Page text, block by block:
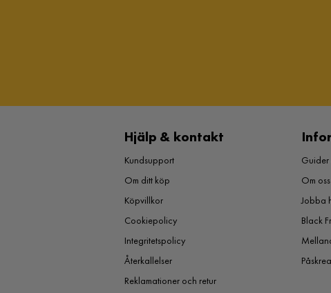
Hjälp & kontakt
Kundsupport
Om ditt köp
Köpvillkor
Cookiepolicy
Integritetspolicy
Återkallelser
Reklamationer och retur
Guider
Om oss
Jobba
Black
Påskrea